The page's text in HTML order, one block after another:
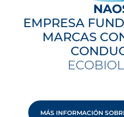
EMPRESA
MARCAS
MÁS INFORMACIÓN